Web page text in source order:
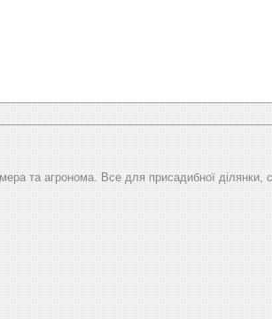
та агронома. Все для присадибної ділянки,